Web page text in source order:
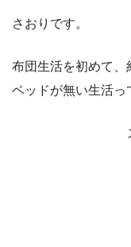
さおりです。
布団生活を初めて、
ベッドが無い生活っ